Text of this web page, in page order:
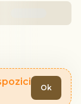
Ok